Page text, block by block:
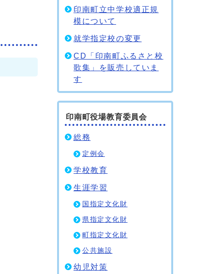
印南町立中学校適正規
模について
就学指定校の変更
CD「印南町ふるさと校
歌集」を販売していま
す
印南町役場教育委員会
総務
定例会
学校教育
生涯学習
国指定文化財
県指定文化財
町指定文化財
公共施設
幼児対策